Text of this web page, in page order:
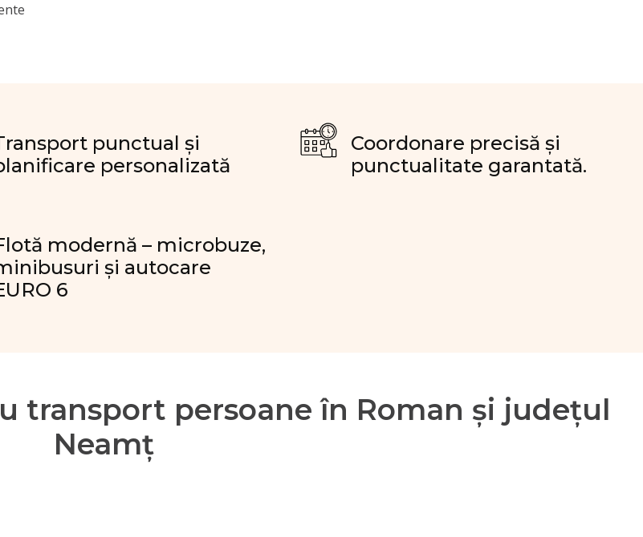
punctual și
personalizată
Coordonare precisă și
punctualitate garantată.
modernă – microbuze,
și autocare
6
transport persoane în Roman și județul
Neamț